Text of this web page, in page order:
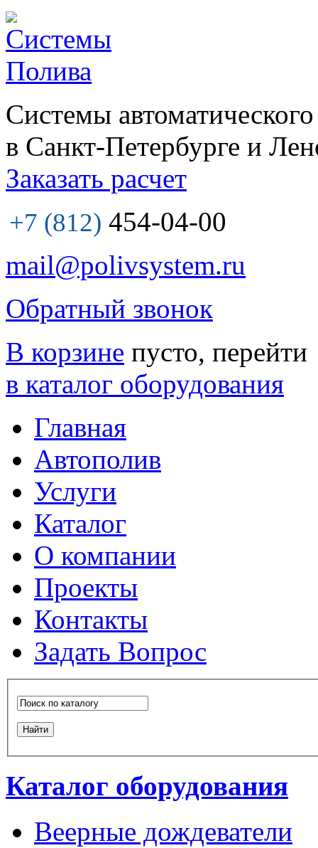
Системы
в Санкт-Петербурге и
Заказать расчет
+7 (812) 454-04-00
mail@polivsystem.ru
Обратный звонок
В корзине пусто, перейти
в каталог оборудования
Главная
Автополив
Услуги
Каталог
О компании
Проекты
Контакты
Задать Вопрос
Каталог оборудования
Веерные дождеватели